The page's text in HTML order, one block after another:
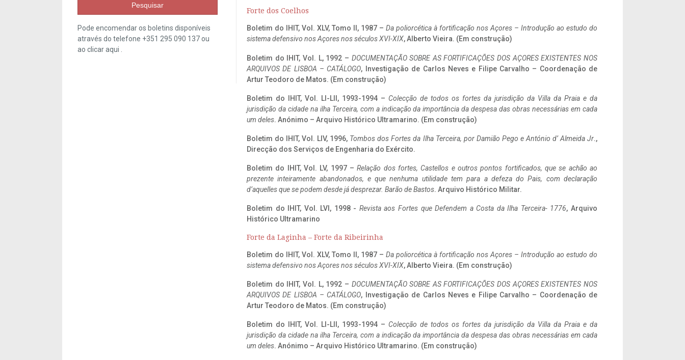
Pesquisar
Pode encomendar os boletins disponíveis
através do telefone +351 295 090 137 ou
ao clicaraqui
Forte dos Coelhos
Boletim do IHIT, Vol. XLV, Tomo II, 1987 – Da poliorcética à fortificação nos Açores – Introdução ao estudo do
sistema defensivo nos Açores nos séculos XVI-XIX, Alberto Vieira. (Em construção)
Boletim do IHIT, Vol. L, 1992 – DOCUMENTAÇÃO SOBRE AS FORTIFICAÇÕES DOS AÇORES EXISTENTES NOS
ARQUIVOS DE LISBOA – CATÁLOGO, Investigação de Carlos Neves e Filipe Carvalho – Coordenação de
Artur Teodoro de Matos. (Em construção)
Boletim do IHIT, Vol. LI-LII, 1993-1994 – Colecção de todos os fortes da jurisdição da Villa da Praia e da
jurisdição da cidade na ilha Terceira, com a indicação da importância da despesa das obras necessárias em cada
um deles. Anónimo – Arquivo Histórico Ultramarino. (Em construção)
Boletim do IHIT, Vol. LIV, 1996, Tombos dos Fortes da Ilha Terceira, por Damião Pego e António d’ Almeida Jr.,
Direcção dos Serviços de Engenharia do Exército.
Boletim do IHIT, Vol. LV, 1997 –Relação dos fortes, Castellos e outros pontos fortificados, que se achão ao
prezente inteiramente abandonados, e que nenhuma utilidade tem para a defeza do Pais, com declaração
d’aquelles que se podem desde já desprezar. Barão de Bastos. Arquivo Histórico Militar.
Boletim do IHIT, Vol. LVI, 1998 - Revista aos Fortes que Defendem a Costa da Ilha Terceira- 1776, Arquivo
Histórico Ultramarino
Forte da Laginha – Forte da Ribeirinha
Boletim do IHIT, Vol. XLV, Tomo II, 1987 – Da poliorcética à fortificação nos Açores – Introdução ao estudo do
sistema defensivo nos Açores nos séculos XVI-XIX, Alberto Vieira. (Em construção)
Boletim do IHIT, Vol. L, 1992 – DOCUMENTAÇÃO SOBRE AS FORTIFICAÇÕES DOS AÇORES EXISTENTES NOS
ARQUIVOS DE LISBOA – CATÁLOGO, Investigação de Carlos Neves e Filipe Carvalho – Coordenação de
Artur Teodoro de Matos. (Em construção)
Boletim do IHIT, Vol. LI-LII, 1993-1994 – Colecção de todos os fortes da jurisdição da Villa da Praia e da
jurisdição da cidade na ilha Terceira, com a indicação da importância da despesa das obras necessárias em cada
um deles. Anónimo – Arquivo Histórico Ultramarino. (Em construção)